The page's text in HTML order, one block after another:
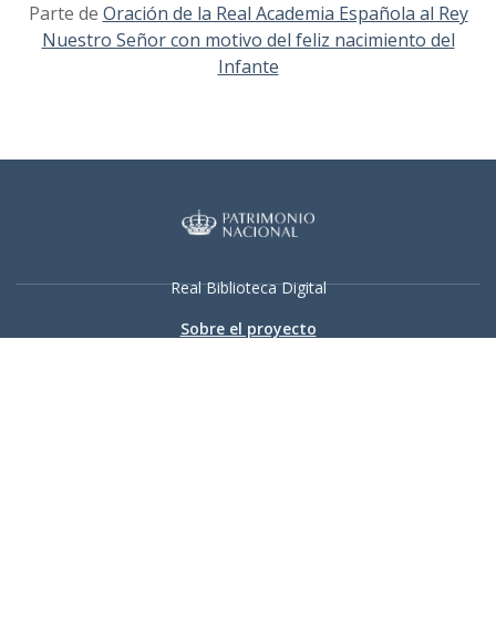
Parte de Oración de la Real Academia Española al Rey
Nuestro Señor con motivo del feliz nacimiento del
Infante
Real Biblioteca Digital
Sobre el proyecto